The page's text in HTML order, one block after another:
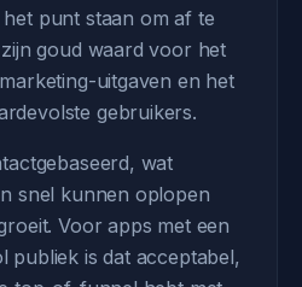
punt staan om af te
goud waard voor het
uitgaven en het
gebruikers.
wat
snel kunnen oplopen
Voor apps met een
publiek is dat acceptabel,